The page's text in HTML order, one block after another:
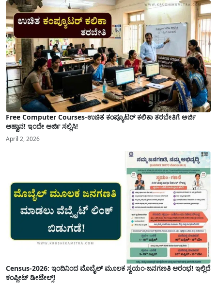
ಮತ್ತು ಕಲ್ಯಾಣ ಕರ್ನಾಟಕದ ಒಟ್ಟು 9 ಜಿಲ್ಲೆಗಳಲ್ಲಿ ಏಪ್ರಿಲ್...
Free Computer Courses-ಉಚಿತ ಕಂಪ್ಯೂಟರ್ ಕಲಿಕಾ ತರಬೇತಿಗೆ ಅರ್ಜಿ
ಆಹ್ವಾನ! ಇಂದೇ ಅರ್ಜಿ ಸಲ್ಲಿಸಿ!
April 2, 2026
Census-2026: ಇಂದಿನಿಂದ ಮೊಬೈಲ್ ಮೂಲಕ ಸ್ವಯಂ-ಜನಗಣತಿ ಆರಂಭ! ಇಲ್ಲಿದೆ
ಕಂಪ್ಲೀಟ್ ಡೀಟೇಲ್ಸ್!